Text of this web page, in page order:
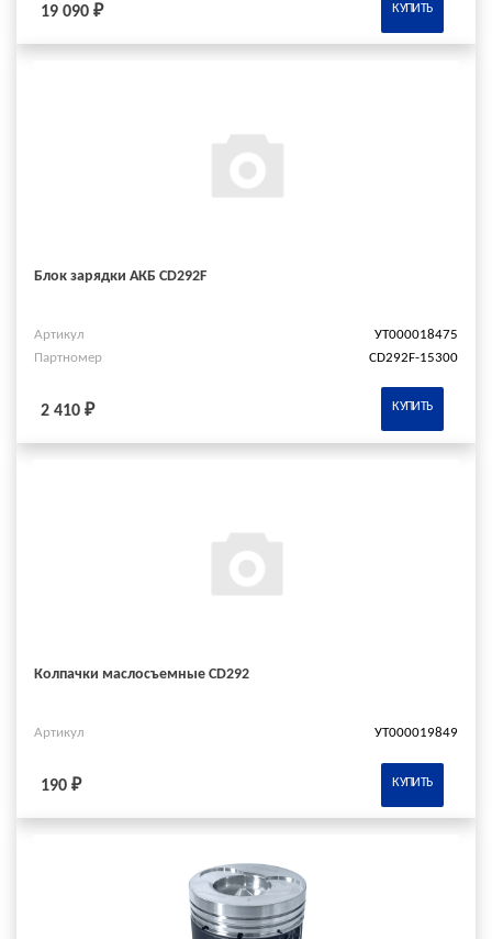
19 090 ₽ КУПИТЬ
Блок зарядки АКБ CD292F
Артикул
УТ000018475
Партномер
CD292F-15300
2 410 ₽ КУПИТЬ
Колпачки маслосъемные CD292
Артикул УТ000019849
190 ₽ КУПИТЬ